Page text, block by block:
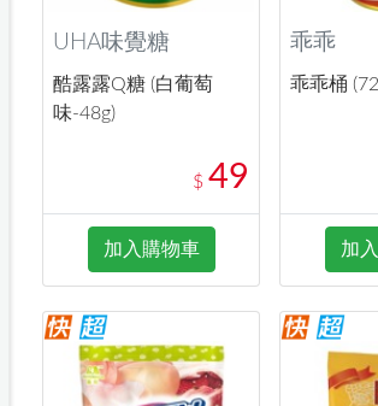
UHA味覺糖
酷露露Q糖 (白葡萄
味-48g)
$ 49
加入購物車
乖乖
乖乖桶
加